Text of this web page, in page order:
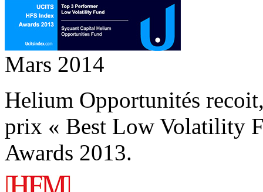
Mars 2014
Helium Opportunités
prix « Best Low Volatility
Awards 2013.